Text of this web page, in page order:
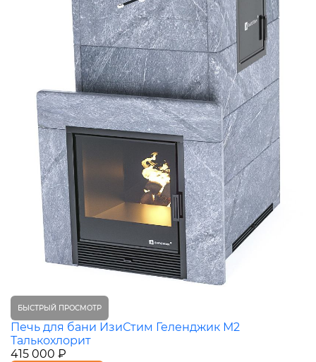
БЫСТРЫЙ ПРОСМОТР
Печь для бани ИзиСтим Геленджик М2
Талькохлорит
415 000 ₽